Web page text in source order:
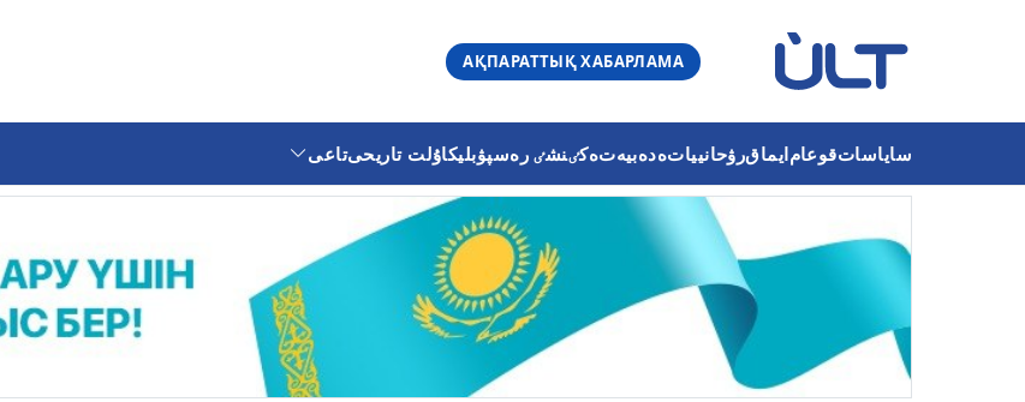
АҚПАРАТТЫҚ ХАБАРЛАМА
ساياساتقوعامايماقرۋحانيياتەدەبيەتەكٸنشٸ رەسپۋبليكاۇلت تاريحىتاعى